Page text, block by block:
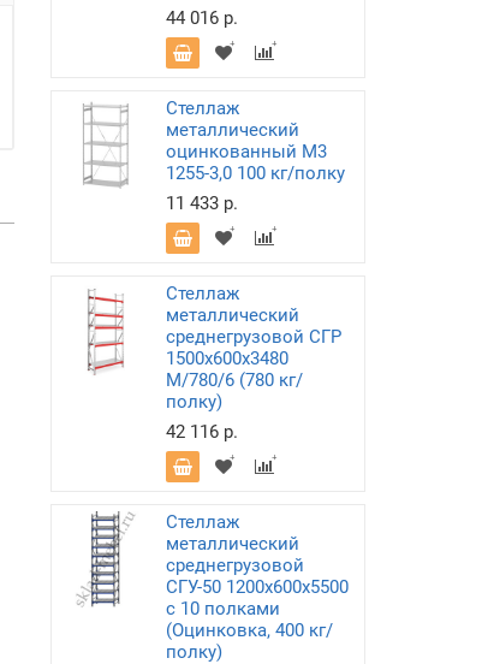
44 016 р.
Стеллаж
металлический
оцинкованный М3
1255-3,0 100 кг/полку
11 433 р.
Стеллаж
металлический
среднегрузовой СГР
1500х600х3480
M/780/6 (780 кг/
полку)
42 116 р.
Стеллаж
металлический
среднегрузовой
СГУ-50 1200х600х5500
с 10 полками
(Оцинковка, 400 кг/
полку)